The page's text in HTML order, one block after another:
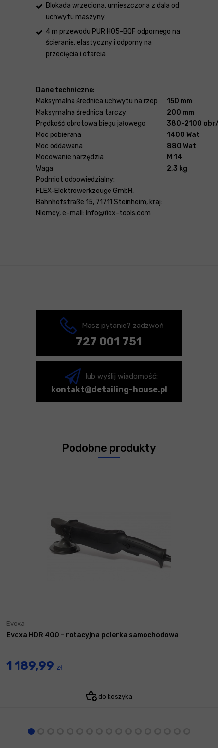
Blokada wrzeciona, umieszczona z dala od
uchwytu maszyny
4 m przewodu PUR H05-BQF odpornego na
ścieranie, elastyczny i odporny na
przecięcia i otarcia
Dane techniczne:
Maksymalna średnica uchwytu na rzep
150 mm
Maksymalna średnica tarczy
200 mm
Prędkość obrotowa biegu jałowego
380-2100
Moc pobierana
1400 Wat
Moc oddawana
880 Wat
Mocowanie narzędzia
M 14
Waga
2,3 kg
Podmiot odpowiedzialny:
FLEX-Elektrowerkzeuge GmbH,
Bahnhofstraße 15, 71711 Steinheim, kraj:
Niemcy, e-mail: info@flex-tools.com
Masz pytanie? zadzwoń
727 001 751
lub wyślij wiadomość:
kontakt@detailing-house.pl
Podobne produkty
Evoxa
Evoxa HDR 400 - rotacyjna polerka samochodowa
1 189,99 zł
do koszyka